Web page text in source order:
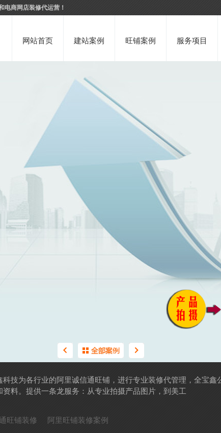
电商网店装修代运营！
网站首页 建站案例 旺铺案例 服务项目
科技为各行业的阿里诚信通旺铺，进行专业装修代管理，全宝
资料。提供一条龙服务：从专业拍摄产品图片，到美工
旺铺装修 阿里旺铺装修案例